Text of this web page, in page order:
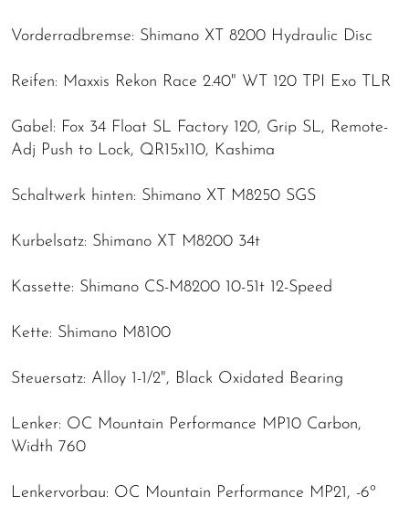
Vorderradbremse: Shimano XT 8200 Hydraulic Disc
Reifen: Maxxis Rekon Race 2.40" WT 120 TPI Exo TLR
Gabel: Fox 34 Float SL Factory 120, Grip SL, Remote-
Adj Push to Lock, QR15x110, Kashima
Schaltwerk hinten: Shimano XT M8250 SGS
Kurbelsatz: Shimano XT M8200 34t
Kassette: Shimano CS-M8200 10-51t 12-Speed
Kette: Shimano M8100
Steuersatz: Alloy 1-1/2", Black Oxidated Bearing
Lenker: OC Mountain Performance MP10 Carbon,
Width 760
Lenkervorbau: OC Mountain Performance MP21, -6º